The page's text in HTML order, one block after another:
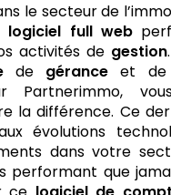
le secteur de
logiciel full web
activités de gestion
de gérance et de
Partnerimmo,
la différence. Ce
évolutions
dans votre
performant que